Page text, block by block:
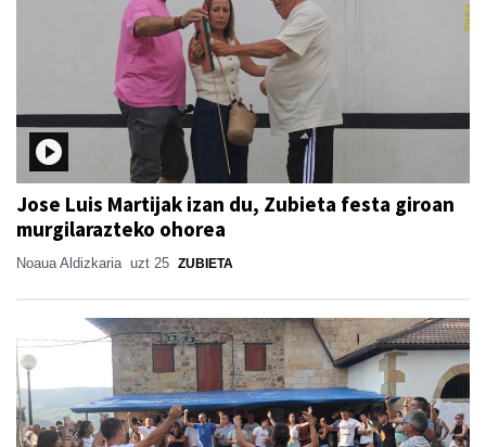
Jose Luis Martijak izan du, Zubieta festa giroan
murgilarazteko ohorea
Noaua Aldizkaria uzt 25 ZUBIETA